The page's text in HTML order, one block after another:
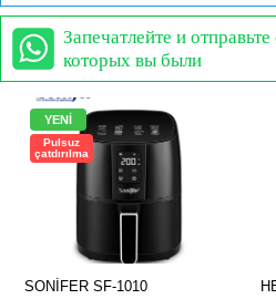
Запечатлейте и
которых вы были